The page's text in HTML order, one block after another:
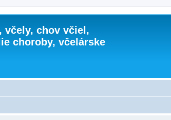
včely, chov včiel,
choroby, včelárske